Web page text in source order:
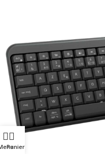
Panier